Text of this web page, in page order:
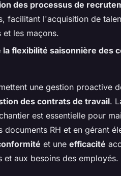
des processus de
facilitant l'acquisition de
et les maçons.
la flexibilité saisonnière des
une gestion proactive
des contrats de travail.
est essentielle pour
documents RH et en gérant
et une efficacité
et aux besoins des employés.